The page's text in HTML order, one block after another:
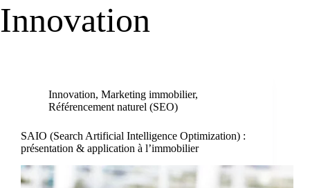
Innovation
Innovation, Marketing immobilier,
Référencement naturel (SEO)
SAIO (Search Artificial Intelligence Optimization) :
présentation & application à l’immobilier